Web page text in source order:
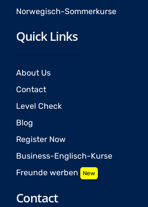
Norwegisch-Sommerkurse
Quick Links
About Us
Contact
Level Check
Blog
Register Now
Business-Englisch-Kurse
Freunde werben New
Contact